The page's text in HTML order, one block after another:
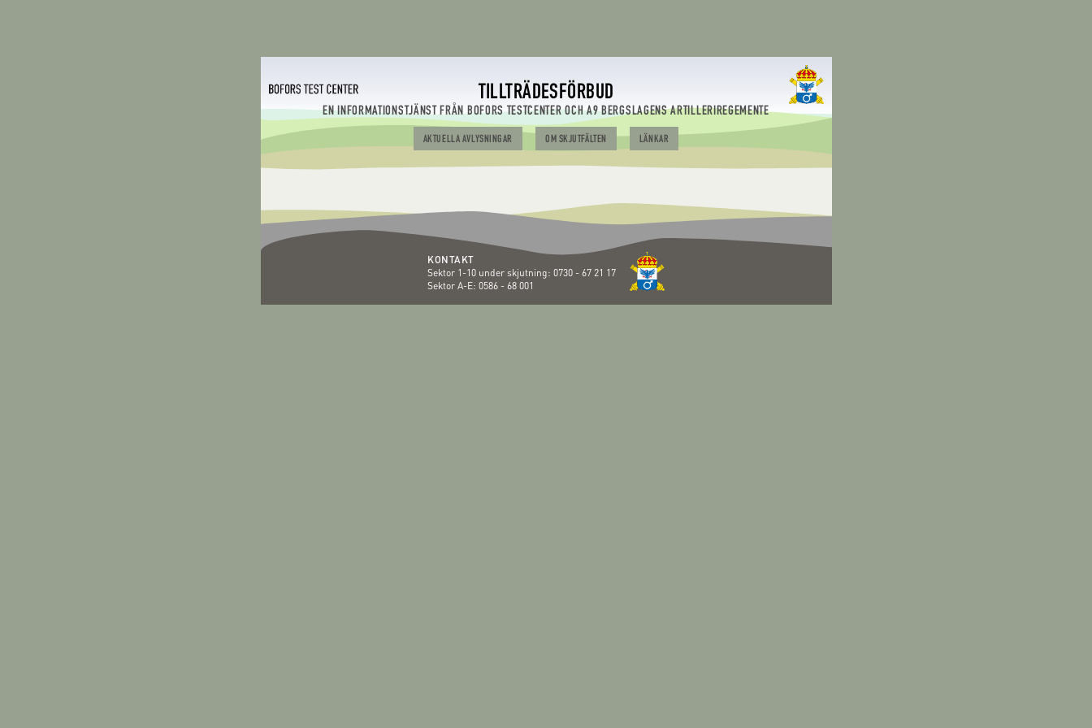
TILLTRÄDESFÖRBUD
EN INFORMATIONSTJÄNST FRÅN BOFORS TESTCENTER OCH A9 BERGSLAGENS ARTILLERIREGEMENTE
AKTUELLA AVLYSNINGAR OM SKJUTFÄLTEN LÄNKAR
KONTAKT
Sektor 1-10 under skjutning: 0730 - 67 21 17
Sektor A-E: 0586 - 68 001